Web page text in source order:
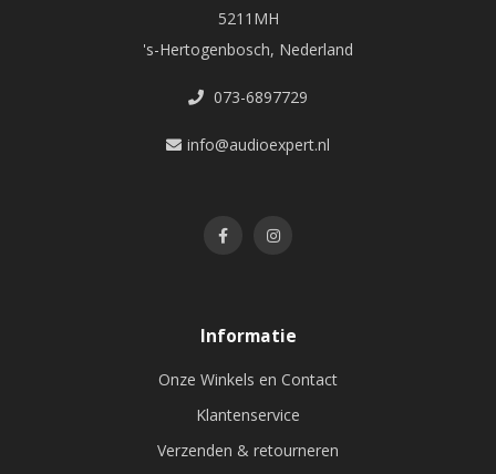
5211MH
's-Hertogenbosch, Nederland
073-6897729
info@audioexpert.nl
Informatie
Onze Winkels en Contact
Klantenservice
Verzenden & retourneren